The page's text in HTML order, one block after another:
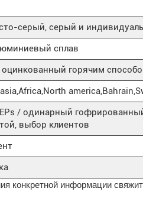
серый, серый и
сплав
горячим
/ одинарный
выбор клиентов
конкретной информации